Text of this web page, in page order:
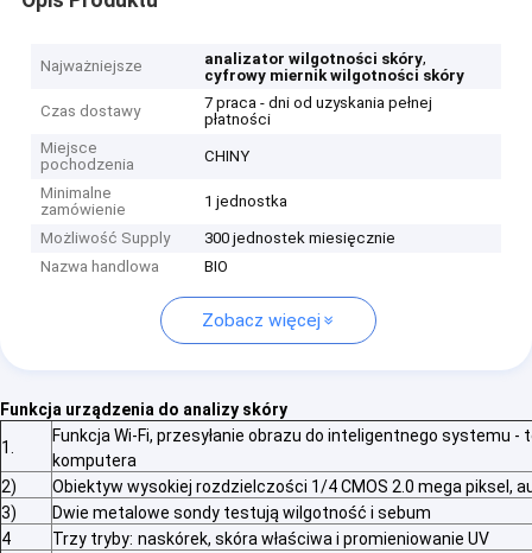
Najważniejsze analizator wilgotności skóry,
cyfrowy miernik wilgotności skóry
Czas dostawy
7 praca - dni od uzyskania pełnej
płatności
Miejsce
pochodzenia
CHINY
Minimalne
zamówienie
1 jednostka
Możliwość Supply
300 jednostek miesięcznie
Nazwa handlowa
BIO
Zobacz więcej
Funkcja urządzenia do analizy skóry
1.
Funkcja Wi-Fi, przesyłanie obrazu do inteligentnego systemu
komputera
2)
Obiektyw wysokiej rozdzielczości 1/4 CMOS 2.0 mega piksel,
3)
Dwie metalowe sondy testują wilgotność i sebum
4
Trzy tryby: naskórek, skóra właściwa i promieniowanie UV